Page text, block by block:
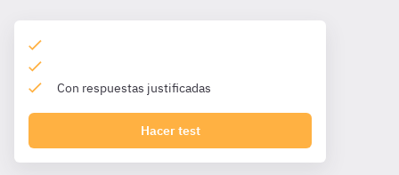
Con respuestas justificadas
Hacer test